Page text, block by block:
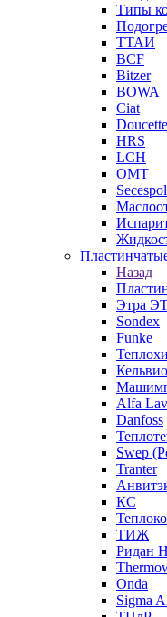
Типы
ТТАИ
BCF
Bitzer
BOWA
Ciat
Doucette
HRS
LCH
OMT
Secespol
Назад
Этра
Sondex
Funke
Alfa
Danfoss
Swep
Tranter
КС
ТИЖ
Ридан
Onda
Sigma